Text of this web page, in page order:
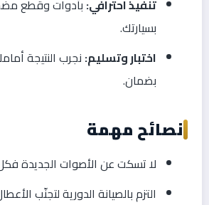
تنفيذ احترافي:بأدوات وقطع
بسيارتك.
اختبار وتسليم: نجرب النتيجة
بضمان.
نصائح مهمة
لا تسكت عن الأصوات الجديدة
التزم بالصيانة الدورية لتجنّب